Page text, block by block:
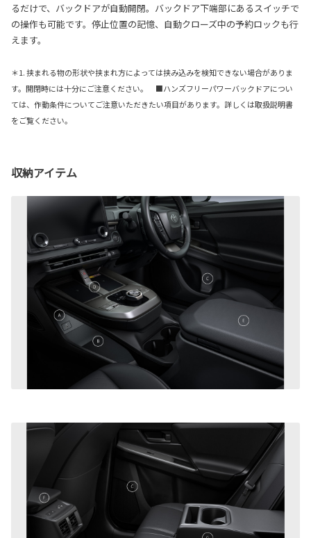
るだけで、バックドアが自動開閉。バックドア下端部にあるスイッチで
の操作も可能です。停止位置の記憶、自動クローズ中の予約ロックも行
えます。
＊1. 挟まれる物の形状や挟まれ方によっては挟み込みを検知できない場合がありま
す。開閉時には十分にご注意ください。 ■ハンズフリーパワーバックドアについ
ては、作動条件についてご注意いただきたい項目があります。詳しくは取扱説明書
をご覧ください。
収納アイテム